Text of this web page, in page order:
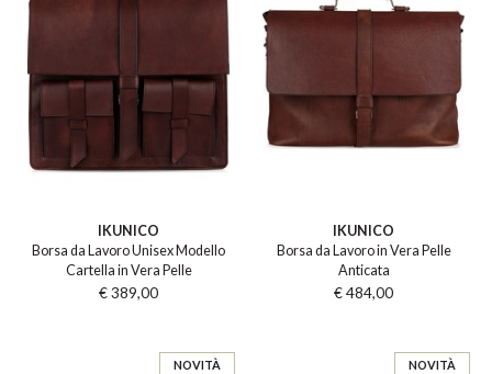
IKUNICO
Borsa da Lavoro Unisex Modello
Cartella in Vera Pelle
€ 389,00
IKUNICO
Borsa da Lavoro in Vera Pelle
Anticata
€ 484,00
NOVITÀ NOVITÀ